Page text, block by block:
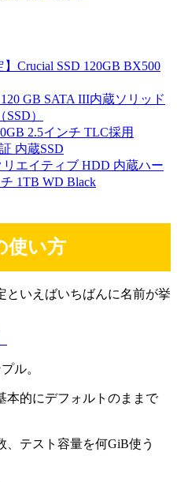
】Crucial SSD 120GB BX500
GB SATA III内蔵ソリッド
）
2.5インチ TLC採用
内蔵SSD
エイティブ HDD 内蔵ハー
1TB WD Black
使い方
といえばいちばんに名前が挙
ル。
本的にデフォルトのままで
テスト容量を何GiB使う